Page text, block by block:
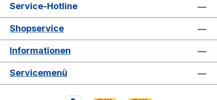
Service-Hotline
Shopservice
Informationen
Servicemenü